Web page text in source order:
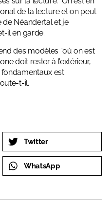
de la lecture et on peut
de Néandertal et je
il en garde.
des modèles “où on est
doit rester à l’extérieur,
est
t-il.
Twitter
WhatsApp